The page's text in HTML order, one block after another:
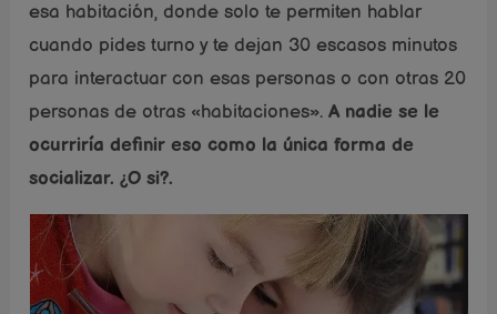
esa habitación, donde solo te permiten hablar
cuando pides turno y te dejan 30 escasos minutos
para interactuar con esas personas o con otras 20
personas de otras «habitaciones».A nadie se le
ocurriría definir eso como la única forma de
socializar. ¿O si?.